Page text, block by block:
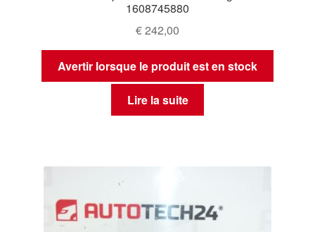
1608745880
€242,00
Avertir lorsque le produit est en stock
Lire la suite